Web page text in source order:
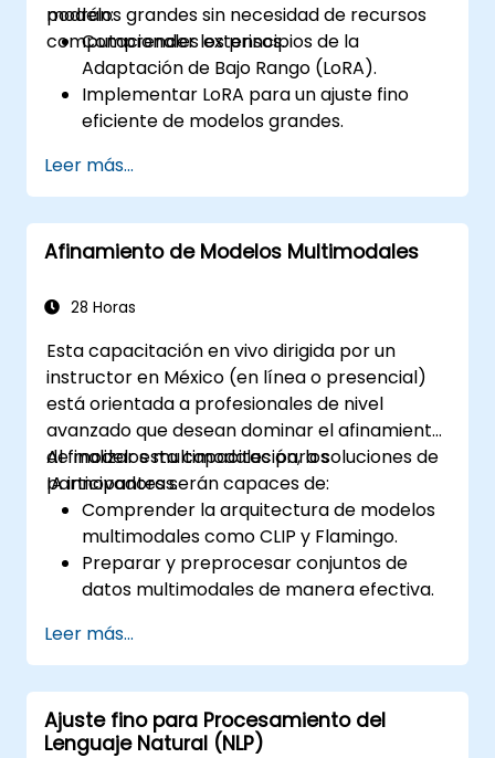
modelos grandes sin necesidad de recursos
computacionales extensos.
podrán:
Comprender los principios de la
Adaptación de Bajo Rango (LoRA).
Implementar LoRA para un ajuste fino
eficiente de modelos grandes.
recursos limitados.
Evaluar y desplegar modelos ajustados
con LoRA para aplicaciones prácticas.
Leer más...
Afinamiento de Modelos Multimodales
28 Horas
Esta capacitación en vivo dirigida por un
instructor en México (en línea o presencial)
está orientada a profesionales de nivel
avanzado que desean dominar el afinamiento
de modelos multimodales para soluciones de
IA innovadoras.
Al finalizar esta capacitación, los
participantes serán capaces de:
Comprender la arquitectura de modelos
multimodales como CLIP y Flamingo.
Preparar y preprocesar conjuntos de
datos multimodales de manera efectiva.
específicas.
Optimizar los modelos para aplicaciones
del mundo real y rendimiento.
Leer más...
Ajuste fino para Procesamiento del
Lenguaje Natural (NLP)